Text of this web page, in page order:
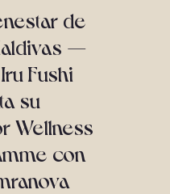
de
—
Fushi
su
Wellness
con